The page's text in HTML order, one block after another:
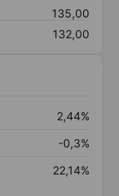
135,00
132,00
2,44%
-0,3%
22,14%